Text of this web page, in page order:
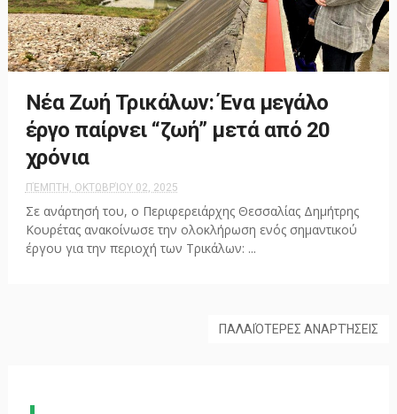
Νέα Ζωή Τρικάλων: Ένα μεγάλο
έργο παίρνει “ζωή” μετά από 20
χρόνια
ΠΈΜΠΤΗ, ΟΚΤΩΒΡΊΟΥ 02, 2025
Σε ανάρτησή του, ο Περιφερειάρχης Θεσσαλίας Δημήτρης
Κουρέτας ανακοίνωσε την ολοκλήρωση ενός σημαντικού
έργου για την περιοχή των Τρικάλων: ...
ΠΑΛΑΙΌΤΕΡΕΣ ΑΝΑΡΤΉΣΕΙΣ